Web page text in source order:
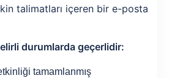
talimatları içeren bir e-posta
durumlarda geçerlidir:
tamamlanmış